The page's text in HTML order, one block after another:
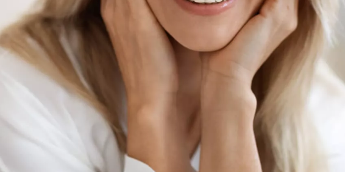
Piel normal y seca
Piel mixata o grasa
Piel madura
Piel expuesta al sol
Piel menopáusica
NUESTROS PRODUCTOS
German
Spanish
Greek